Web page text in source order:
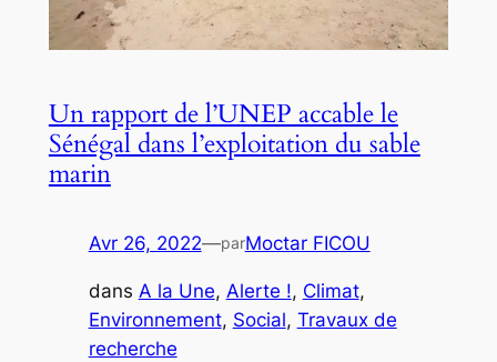
Un rapport de l’UNEP accable le
Sénégal dans l’exploitation du sable
marin
Avr 26, 2022—parMoctar FICOU
dans A la Une, Alerte !, Climat
Environnement, Social, Travaux de
recherche